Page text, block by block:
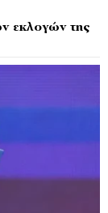
εκλογών της